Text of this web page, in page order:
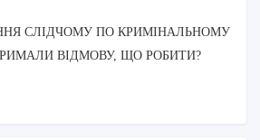
СЛІДЧОМУ ПО КРИМІНАЛЬНОМУ
ВІДМОВУ, ЩО РОБИТИ?